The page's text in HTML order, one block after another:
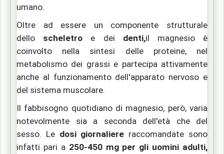
umano.
Oltre ad essere un componente strutturale
dello scheletro e dei denti,il magnesio è
coinvolto nella sintesi delle proteine, nel
metabolismo dei grassi e partecipa attivamente
anche al funzionamento dell'apparato nervoso e
del sistema muscolare.
Il fabbisogno quotidiano di magnesio, però,varia
notevolmente sia a seconda dell'età che del
sesso. Le dosi giornaliere raccomandate sono
infatti pari a 250-450 mg per gli uomini adulti,